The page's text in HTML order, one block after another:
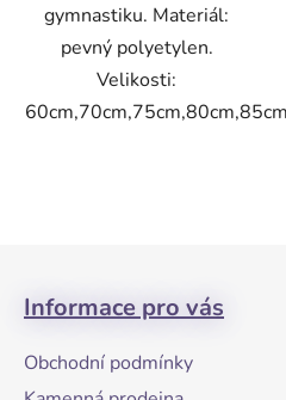
gymnastiku. Materiál:
pevný polyetylen.
Velikosti:
Informace pro vás
Obchodní podmínky